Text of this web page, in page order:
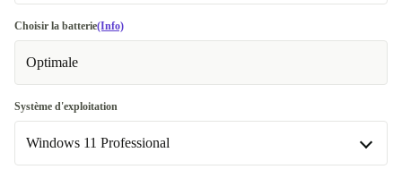
32.0 GB
1000 GB
FR (AZERTY)
NL (QWERTY)
SE (QWERTY)
ES (QWERTY) +24,01 €
Choisir la batterie(Info)
Optimale
Système d'exploitation
Windows 11 Professional